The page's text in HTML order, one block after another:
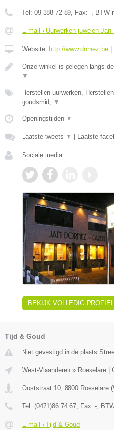
Tel: 09 388 72 89, Fax: -, BTW-
E-mail › Uurwerken juwelen Jan
Website: http://www.dornez.be
Onze winkel is gelegen langs
▼
Herstellen uurwerken,
goudsmid, ▼
Openingstijden ▼
Laatste tweets ▼ Laatste
Sociale media:
BEKIJK VOLLEDIG PROFIEL
Tijd & Goud
Niet gevestigd in de plaats
West-Vlaanderen » Roeselare |
Ooststraat 10 8800 Roeselare (
Tel: (0471)86 74 67 , Fax: - ,
E-mail › Tijd & Goud